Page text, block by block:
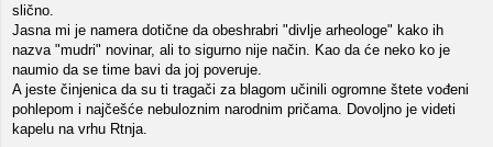
slično.
Jasna mi je namera dotične da obeshrabri "divlje arheologe" kako ih
nazva "mudri" novinar, ali to sigurno nije način. Kao da će neko ko je
naumio da se time bavi da joj poveruje.
A jeste činjenica da su ti tragači za blagom učinili ogromne štete vođeni
pohlepom i najčešće nebuloznim narodnim pričama. Dovoljno je videti
kapelu na vrhu Rtnja.